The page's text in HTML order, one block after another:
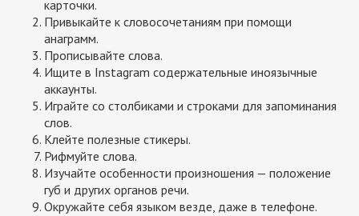
карточки.
Привыкайте к словосочетаниям при помощи
анаграмм.
Прописывайте слова.
Ищите в Instagram содержательные иноязычные
аккаунты.
Играйте со столбиками и строками для запоминания
слов.
Клейте полезные стикеры.
Рифмуйте слова.
Изучайте особенности произношения — положение
губ и других органов речи.
Окружайте себя языком везде, даже в телефоне.